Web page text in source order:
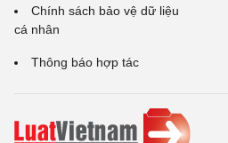
Chính sách bảo vệ dữ liệu
cá nhân
Thông báo hợp tác